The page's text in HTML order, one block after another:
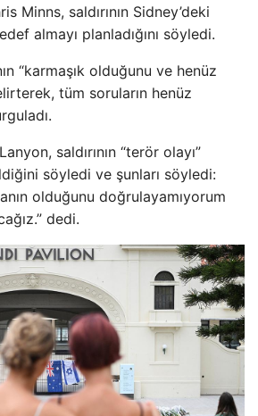
Minns, saldırının Sidney’deki
almayı planladığını söyledi.
“karmaşık olduğunu ve henüz
tüm soruların henüz
saldırının “terör olayı”
söyledi ve şunları söyledi:
olduğunu doğrulayamıyorum
dedi.